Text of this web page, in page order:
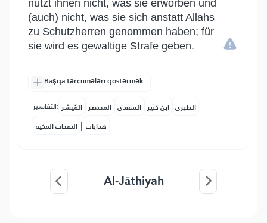
nützt ihnen nicht, was sie erworben und
(auch) nicht, was sie sich anstatt Allahs
zu Schutzherren genommen haben; für
sie wird es gewaltige Strafe geben.
Başqa tərcümələri göstərmək
التفاسير: المُيسَّر المختصر السعدي ابن كثير الطبري
النفحات المكية | هدايات
Al-Jāthiyah